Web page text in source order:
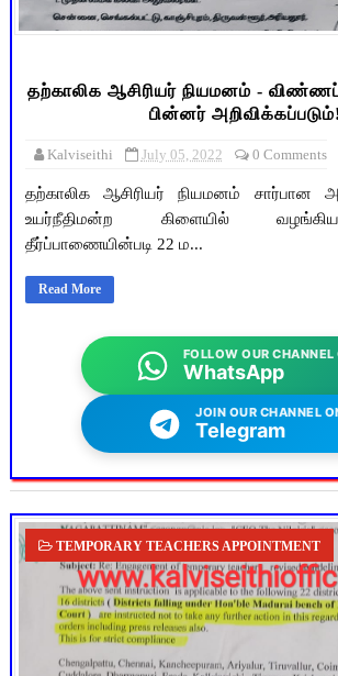
தற்காலிக ஆசிரியர் நியமனம் -
பின்னர் அறிவிக்கப்படும்!
Kalviseithi July 05, 2022 0 Comments
தற்காலிக ஆசிரியர் நியமனம் சார்பான
உயர்நீதிமன்ற கிளையில்
தீர்ப்பாணையின்படி 22 ம...
Read More
FOLLOW OUR CHANNEL
WhatsApp
JOIN OUR CHANNEL
Telegram
TEMPORARY TEACHERS APPOINTMENT